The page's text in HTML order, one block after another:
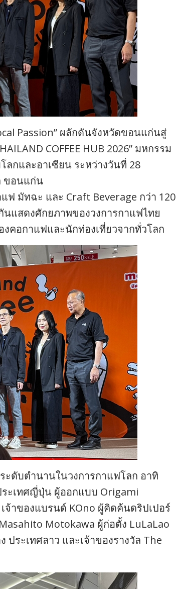
Passion” ผลักดันจังหวัดขอนแก่นสู่
COFFEE HUB 2026” มหกรรม
ลกและอาเซียน ระหว่างวันที่ 28
ขอนแก่น
มัทฉะ และ Craft Beverage กว่า 120
นแสดงศักยภาพของวงการกาแฟไทย
คอกาแฟและนักท่องเที่ยวจากทั่วโลก
ดับตำนานในวงการกาแฟโลก อาทิ
ระเทศญี่ปุ่น ผู้ออกแบบ Origami
จ้าของแบรนด์ KOno ผู้คิดค้นดริปเปอร์
Motokawa ผู้ก่อตั้ง LuLaLao
ประเทศลาว และเจ้าของรางวัล The